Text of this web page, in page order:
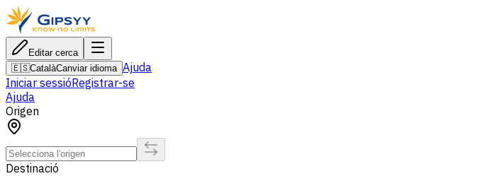
Editar cerca
🇪🇸CatalàCanviar idioma Ajuda
Iniciar sessióRegistrar-se
Ajuda
Origen
Destinació